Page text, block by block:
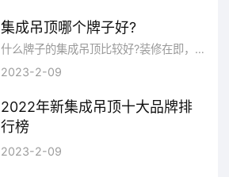
集成吊顶哪个牌子好?
什么牌子的集成吊顶比较好?装修在即，当然房间的每一处都要精心的策划，因为这是我们的家。尤其是吊顶要亮堂大气。下面品牌网小编...
2023-2-09
2022年新集成吊顶十大品牌排
行榜
2023-2-09